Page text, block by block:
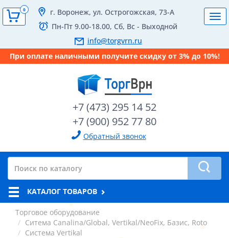
г. Воронеж, ул. Острогожская, 73-А
Пн-Пт 9.00-18.00, Сб, Вс - Выходной
info@torgvrn.ru
При оплате наличными получите скидку от 3% до 10%!
+7 (473) 295 14 52
+7 (900) 952 77 80
Обратный звонок
0
КАТАЛОГ ТОВАРОВ
Торговое оборудование
Ситема Canalina/Global, Vertikal/NeoFix, Базис, Roto
Система Vertikal